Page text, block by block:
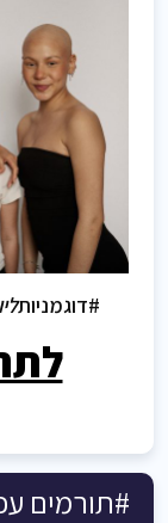
#דוגמניות
#תורמים